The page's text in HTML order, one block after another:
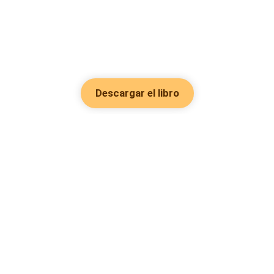
Descargar el libro